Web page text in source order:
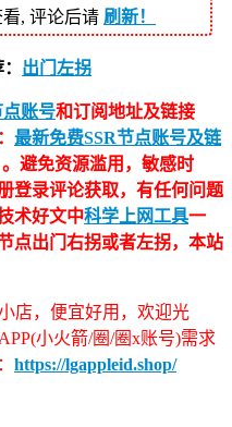
, 评论后请 刷新！
出门左拐
点账号和订阅地址及链接
最新免费SSR节点账号及链
。避免资源滥用，敏感时
登录评论获取，有任何问题
术好文中科学上网工具一
点出门右拐或者左拐，本站
店，便宜好用，欢迎光
小火箭/圈/圈x账号)需求
https://lgappleid.shop/